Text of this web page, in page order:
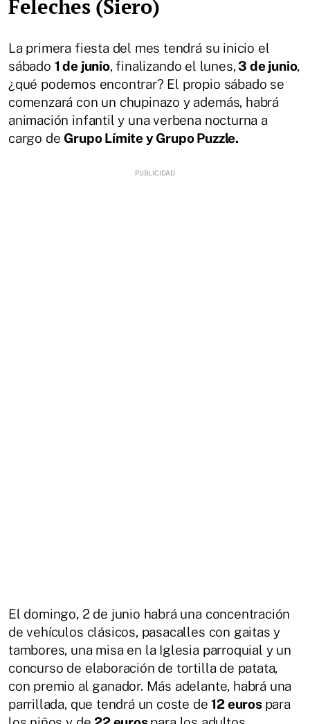
Feleches (Siero)
La primera fiesta del mes tendrá su inicio el
sábado 1 de junio, finalizando el lunes, 3 de junio,
¿qué podemos encontrar? El propio sábado se
comenzará con un chupinazo y además, habrá
animación infantil y una verbena nocturna a
cargo de Grupo Límite y Grupo Puzzle.
El domingo, 2 de junio habrá una concentración
de vehículos clásicos, pasacalles con gaitas y
tambores, una misa en la Iglesia parroquial y un
concurso de elaboración de tortilla de patata,
con premio al ganador. Más adelante, habrá una
parrillada, que tendrá un coste de12 euros para